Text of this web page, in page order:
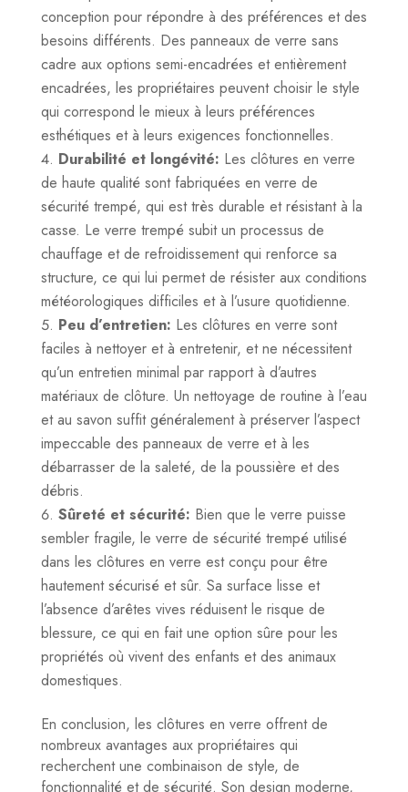
conception pour répondre à des préférences et des
besoins différents. Des panneaux de verre sans
cadre aux options semi-encadrées et entièrement
encadrées, les propriétaires peuvent choisir le style
qui correspond le mieux à leurs préférences
esthétiques et à leurs exigences fonctionnelles.
Durabilité et longévité: Les clôtures en verre
de haute qualité sont fabriquées en verre de
sécurité trempé, qui est très durable et résistant à la
casse. Le verre trempé subit un processus de
chauffage et de refroidissement qui renforce sa
structure, ce qui lui permet de résister aux conditions
météorologiques difficiles et à l’usure quotidienne.
Peu d’entretien: Les clôtures en verre sont
faciles à nettoyer et à entretenir, et ne nécessitent
qu’un entretien minimal par rapport à d’autres
matériaux de clôture. Un nettoyage de routine à l’eau
et au savon suffit généralement à préserver l’aspect
impeccable des panneaux de verre et à les
débarrasser de la saleté, de la poussière et des
débris.
Sûreté et sécurité: Bien que le verre puisse
sembler fragile, le verre de sécurité trempé utilisé
dans les clôtures en verre est conçu pour être
hautement sécurisé et sûr. Sa surface lisse et
l’absence d’arêtes vives réduisent le risque de
blessure, ce qui en fait une option sûre pour les
propriétés où vivent des enfants et des animaux
domestiques.
En conclusion, les clôtures en verre offrent de
nombreux avantages aux propriétaires qui
recherchent une combinaison de style, de
fonctionnalité et de sécurité. Son design moderne,